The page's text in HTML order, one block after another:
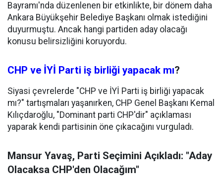
Bayramı'nda düzenlenen bir etkinlikte, bir dönem daha
Ankara Büyükşehir Belediye Başkanı olmak istediğini
duyurmuştu. Ancak hangi partiden aday olacağı
konusu belirsizliğini koruyordu.
CHP ve İYİ Parti iş birliği yapacak mı?
Siyasi çevrelerde "CHP ve İYİ Parti iş birliği yapacak
mı?" tartışmaları yaşanırken, CHP Genel Başkanı Kemal
Kılıçdaroğlu, "Dominant parti CHP'dir" açıklaması
yaparak kendi partisinin öne çıkacağını vurguladı.
Mansur Yavaş, Parti Seçimini Açıkladı: "Aday
Olacaksa CHP'den Olacağım"